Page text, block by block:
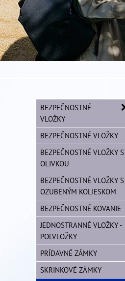
BEZPEČNOSTNÉ
VLOŽKY
BEZPEČNOSTNÉ VLOŽKY
BEZPEČNOSTNÉ VLOŽKY S
OLIVKOU
BEZPEČNOSTNÉ VLOŽKY S
OZUBENÝM KOLIESKOM
BEZPEČNOSTNÉ KOVANIE
JEDNOSTRANNÉ VLOŽKY -
POLVLOŽKY
PRÍDAVNÉ ZÁMKY
SKRINKOVÉ ZÁMKY